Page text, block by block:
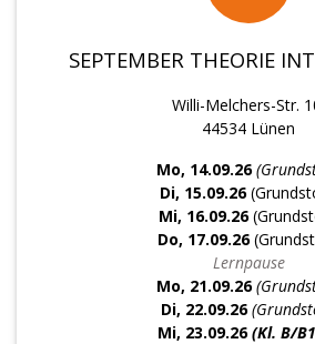
SEPTEMBER THEORIE
Willi-Melchers-Str.
44534 Lünen
Mo, 14.09.26
Di, 15.09.26
Mi, 16.09.26
Do, 17.09.26
Lernpause
Mo, 21.09.26
Di, 22.09.26
Mi, 23.09.26 (Kl. B/